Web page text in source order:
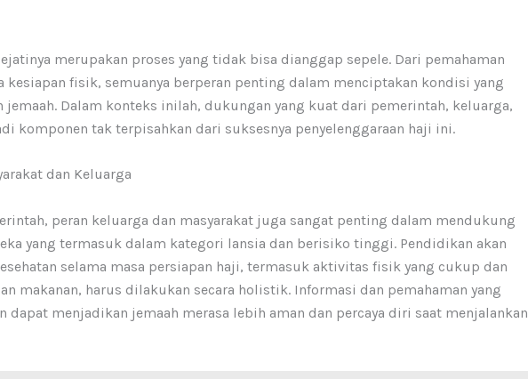
merupakan proses yang tidak bisa dianggap sepele. Dari pemahaman
kesiapan fisik, semuanya berperan penting dalam menciptakan kondisi yang
jemaah. Dalam konteks inilah, dukungan yang kuat dari pemerintah, keluarga,
komponen tak terpisahkan dari suksesnya penyelenggaraan haji ini.
dan Keluarga
peran keluarga dan masyarakat juga sangat penting dalam mendukung
yang termasuk dalam kategori lansia dan berisiko tinggi. Pendidikan akan
selama masa persiapan haji, termasuk aktivitas fisik yang cukup dan
makanan, harus dilakukan secara holistik. Informasi dan pemahaman yang
dapat menjadikan jemaah merasa lebih aman dan percaya diri saat menjalankan